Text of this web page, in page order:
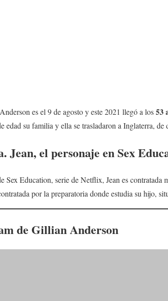
es el 9 de agosto y este 2021 llegó a los53
edad su familia y ella se trasladaron a Inglaterra,
Jean, el personaje en Sex
Sex Education, serie de Netflix, Jean es contratada
por la preparatoria donde estudia su hijo,
de Gillian Anderson